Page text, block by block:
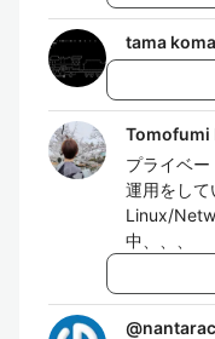
tama koma
Tomofumi
プライベー
運用をし
Linux/
中、、、
@